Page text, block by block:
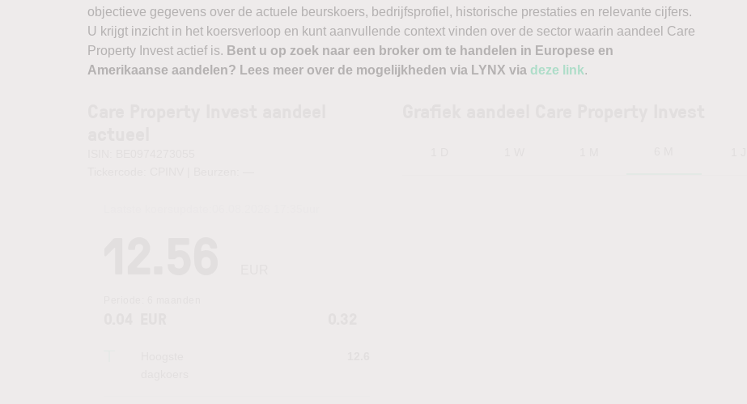
objectieve gegevens over de actuele beurskoers, bedrijfsprofiel, historische prestaties en relevante cijfers.
U krijgt inzicht in het koersverloop en kunt aanvullende context vinden over de sector waarin aandeel Care
Property Invest actief is. Bent u op zoek naar een broker om te handelen in Europese en
Amerikaanse aandelen? Lees meer over de mogelijkheden via LYNX via deze link.